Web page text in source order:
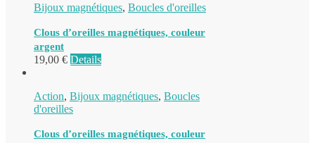
Bijoux magnétiques, Boucles d'oreilles
Clous d’oreilles magnétiques, couleur
argent
19,00 € Details
Action, Bijoux magnétiques, Boucles
d'oreilles
Clous d’oreilles magnétiques, couleur